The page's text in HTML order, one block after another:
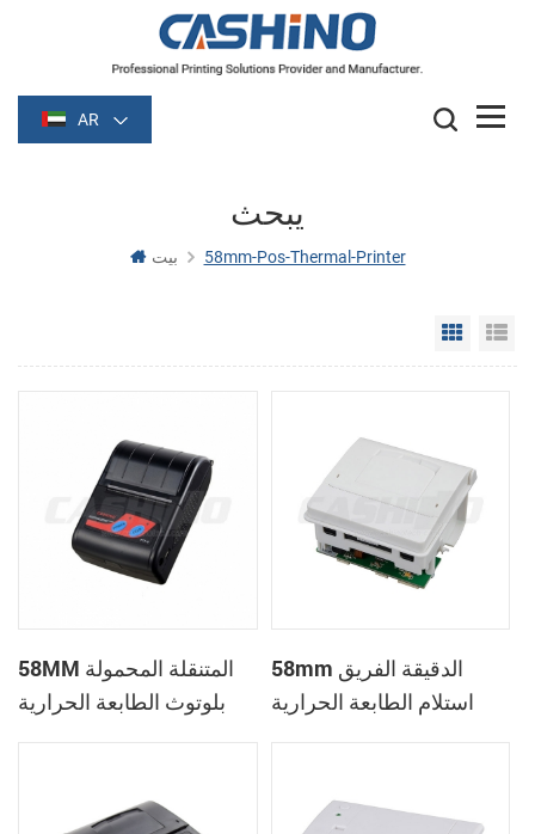
AR
يبحث
بيت 58mm-Pos-Thermal-Printer
Grid
58MM المتنقلة المحمولة
بلوتوث الطابعة الحرارية
58mm الدقيقة الفريق
استلام الطابعة الحرارية